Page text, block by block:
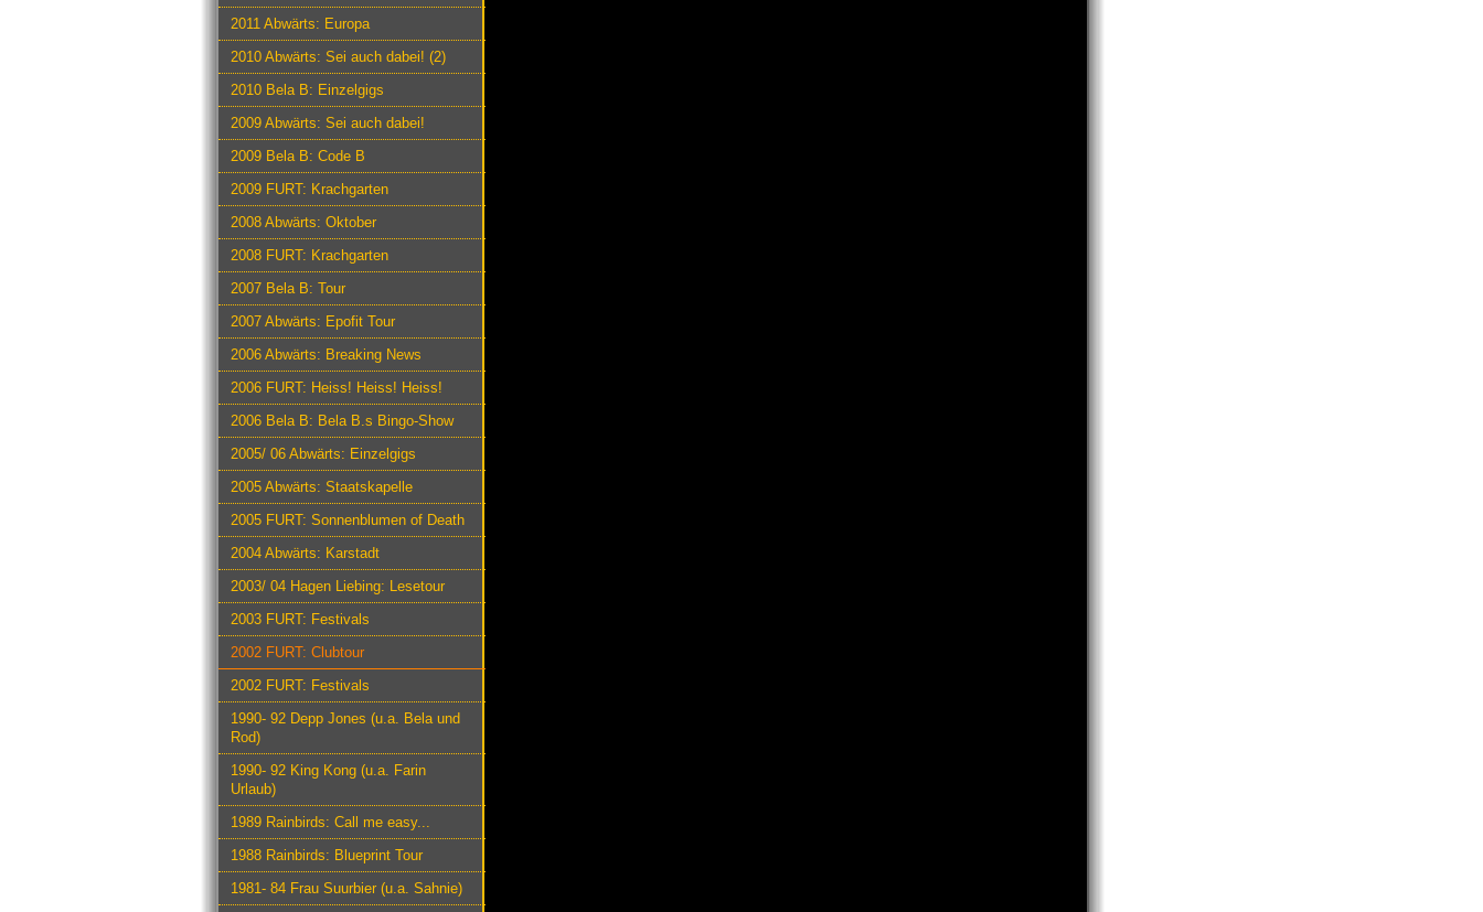
2011 Abwärts: Europa
2010 Abwärts: Sei auch dabei! (2)
2010 Bela B: Einzelgigs
2009 Abwärts: Sei auch dabei!
2009 Bela B: Code B
2009 FURT: Krachgarten
2008 Abwärts: Oktober
2008 FURT: Krachgarten
2007 Bela B: Tour
2007 Abwärts: Epofit Tour
2006 Abwärts: Breaking News
2006 FURT: Heiss! Heiss! Heiss!
2006 Bela B: Bela B.s Bingo-Show
2005/ 06 Abwärts: Einzelgigs
2005 Abwärts: Staatskapelle
2005 FURT: Sonnenblumen of Death
2004 Abwärts: Karstadt
2003/ 04 Hagen Liebing: Lesetour
2003 FURT: Festivals
2002 FURT: Clubtour
2002 FURT: Festivals
1990- 92 Depp Jones (u.a. Bela und
Rod)
1990- 92 King Kong (u.a. Farin
Urlaub)
1989 Rainbirds: Call me easy...
1988 Rainbirds: Blueprint Tour
1981- 84 Frau Suurbier (u.a. Sahnie)